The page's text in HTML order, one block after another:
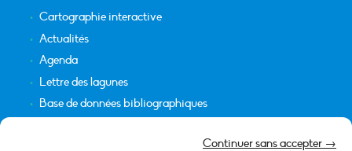
Continuer sans accepter →
Cartographie interactive
Actualités
Agenda
Lettre des lagunes
Base de données bibliographiques